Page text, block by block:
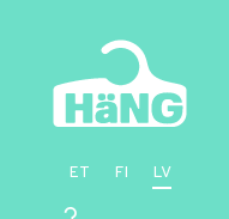
ET FI LV